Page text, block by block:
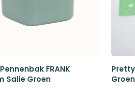
FRANK
Salie Groen
Groen